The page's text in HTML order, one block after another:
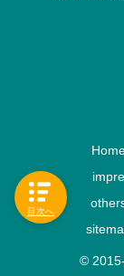
impre
©
目次へ